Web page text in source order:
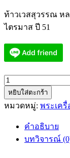
ท้าวเวสสุวรรณ ห
ไตรมาส ปี 51
จำนวน
ท้าว
เวส
หยิบใส่ตะกร้า
หมวดหมู่: พระเค
คำอธิบาย
บทวิจารณ์